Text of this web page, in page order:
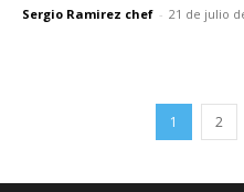
Sergio Ramirez chef - 21 de julio
1 2